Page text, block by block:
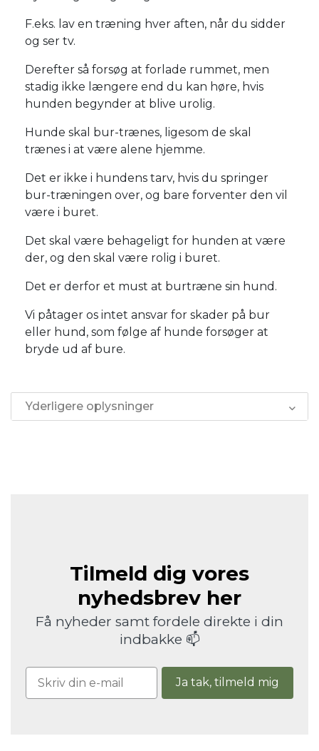
F.eks. lav en træning hver aften, når du sidder
og ser tv.
Derefter så forsøg at forlade rummet, men
stadig ikke længere end du kan høre, hvis
hunden begynder at blive urolig.
Hunde skal bur-trænes, ligesom de skal
trænes i at være alene hjemme.
Det er ikke i hundens tarv, hvis du springer
bur-træningen over, og bare forventer den vil
være i buret.
Det skal være behageligt for hunden at være
der, og den skal være rolig i buret.
Det er derfor et must at burtræne sin hund.
Vi påtager os intet ansvar for skader på bur
eller hund, som følge af hunde forsøger at
bryde ud af bure.
Yderligere oplysninger
Tilmeld dig vores
nyhedsbrev her
Få nyheder samt fordele direkte i din
indbakke 📫
Ja tak, tilmeld mig